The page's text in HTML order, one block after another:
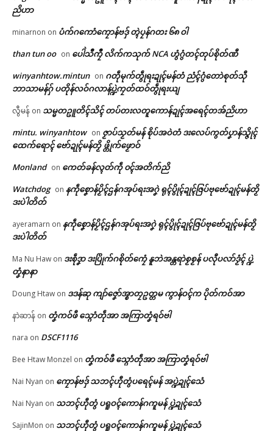
ညိဟာ
minarnon on ပံက်ဂကောံကၠောန်ဗဒှ် တ္ၚဲပၠန်ဂတး ၆၈ ဝါ
than tun oo on ပေါဲသဳကၠဳ လိက်ကသုက် NCA ဟွံဂွံတၚ်တုပ်စိုတ်ဏီ
winyanhtow.mintun on ဂတဵုမုက်တွဵုရးဍုၚ်မန်တံ ညံၚ်ဂွံတောဲစုတ်သီု
ဘာသာမန်ဂှ် ပတိုန်လဝ်ဂလာန်ပ္ဍဲကၠတ်ထဝ်တွဵုရးယျ
လွီမန် on သမ္မတဥူတိၚ်သိၚ် တပ်တးလတူကောန်ဍုၚ်အရေၚ်တအ်ညိဟာ
mintu. winyanhtow on ဇၟာပ်သၟတ်မန် စိုပ်အဝဲတံ ဒးလေပ်ကွတ်ပၞာန်သ္ဇိုၚ်
ထေက်ရောၚ် ဗော်ဍုၚ်မန်တၟိ ဖ္တိုက်ဖၟောဝ်
Monland on ကေတ်ခန်လ္ၚတ်ကဵု ၀ၚ်အတိက်ညိ
Watchdog on နကဵုစၞောန်ပၟိၚ်ဌန်ဂအုပ်ရးအဂၞဲ ရုၚ်ပွိုၚ်ဍုၚ်ဇြပ်ဗုဗော်ဍုၚ်မန်တၟိ
ဒးပဲါတိတ်
ayeramarn on နကဵုစၞောန်ပၟိၚ်ဌန်ဂအုပ်ရးအဂၞဲ ရုၚ်ပွိုၚ်ဍုၚ်ဇြပ်ဗုဗော်ဍုၚ်မန်တၟိ
ဒးပဲါတိတ်
Ma Nu Haw on ဒးစဵုဒၞာ ဒးပြိုက်ဂစိုတ်ကၠေံ နူဘဲအန္တရာဲစၟစၟန် ပလီုပလာ်ဒၟံၚ် ပ္ဍဲ
တၞံနာနာ
Doung Htaw on ဒဒန်ဆု ကျာ်ဇၞော်အ္စာတၠဥတ္တမ ကွာန်ဝၚ်က ပိုတ်ကဝ်အာ
နာဲဆာန် on တၞံကဝ်ဖီ သ္ဂောံတဵုအာ အကြာတၞံရဝ်ဗါ
nara on DSCF1116
Bee Htaw Monzel on တၞံကဝ်ဖီ သ္ဂောံတဵုအာ အကြာတၞံရဝ်ဗါ
Nai Nyan on ကၠောန်ဗဒှ် သဘၚ်ဟီုတွံပရေၚ်မန် အပ္ဍဲဍုၚ်သေံ
Nai Nyan on သဘၚ်ဟီုတွံ ပရူဝၚ်ကောန်ဂကူမန် ပ္ဍဲဍုၚ်သေံ
SajinMon on သဘၚ်ဟီုတွံ ပရူဝၚ်ကောန်ဂကူမန် ပ္ဍဲဍုၚ်သေံ